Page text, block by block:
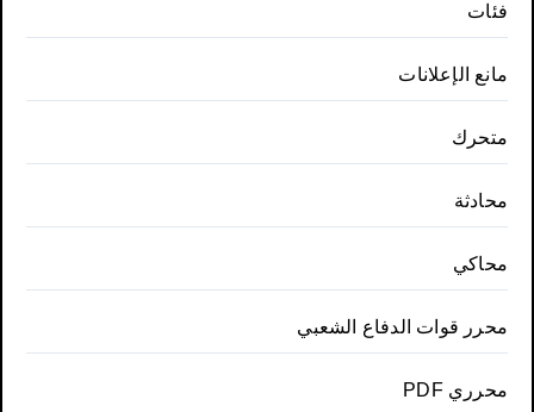
فئات
مانع الإعلانات
متحرك
محادثة
محاكي
محرر قوات الدفاع الشعبي
محرري PDF